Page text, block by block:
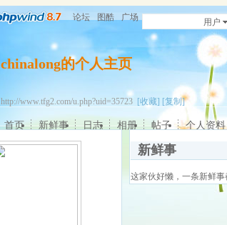
论坛 图酷 广场 用户
chinalong的个人主页
http://www.tfg2.com/u.php?uid=35723 [收藏] [复制]
首页 新鲜事 日志 相册 帖子 个人资料
新鲜事
这家伙好懒，一条新鲜事